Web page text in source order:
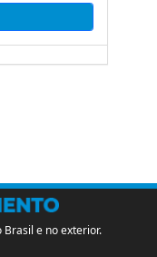
e no exterior.